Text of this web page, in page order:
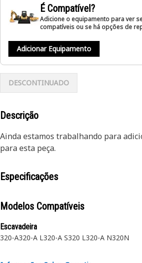
É Compatível?
Adicione o equipamento para ver
compatíveis ou se há opções de
Adicionar Equipamento
DESCONTINUADO
Descrição
Ainda estamos trabalhando para
para esta peça.
Especificações
Modelos Compatíveis
Escavadeira
320-A320-A L320-A S320 L320-A N320N